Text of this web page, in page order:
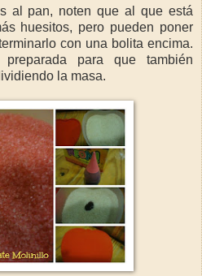
al pan, noten que al que está
huesitos, pero pueden poner
con una bolita encima.
para que también
la masa.